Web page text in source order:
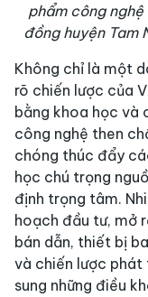
phẩm công
đồng huyện Tam
Không chỉ là một
rõ chiến lược của
bằng khoa học và
công nghệ then
chóng thúc đẩy
học chú trọng
định trọng tâm.
hoạch đầu tư, mở
bán dẫn, thiết bị
và chiến lược phát
sung những điều